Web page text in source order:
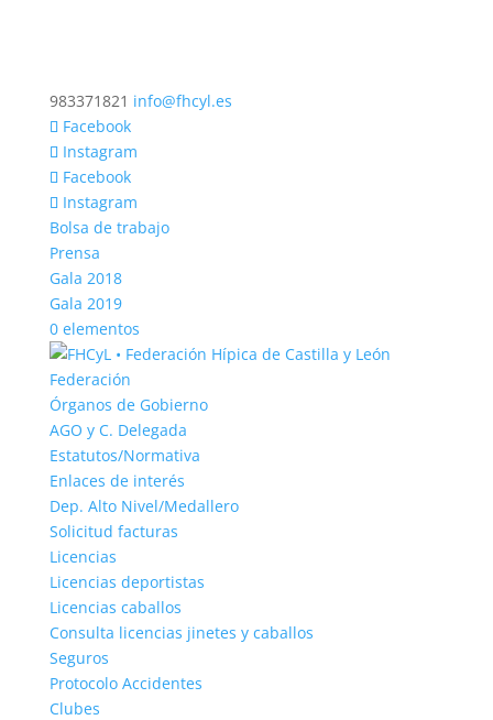
983371821 info@fhcyl.es
Facebook
Instagram
Facebook
Instagram
Bolsa de trabajo
Prensa
Gala 2018
Gala 2019
0 elementos
Federación
Órganos de Gobierno
AGO y C. Delegada
Estatutos/Normativa
Enlaces de interés
Dep. Alto Nivel/Medallero
Solicitud facturas
Licencias
Licencias deportistas
Licencias caballos
Consulta licencias jinetes y caballos
Seguros
Protocolo Accidentes
Clubes